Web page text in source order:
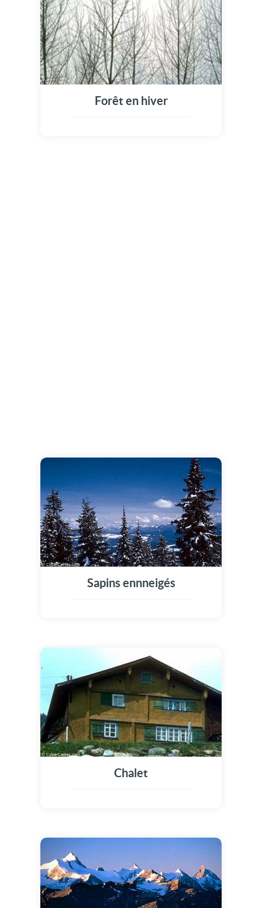
Forêt en hiver
Sapins ennneigés
Chalet